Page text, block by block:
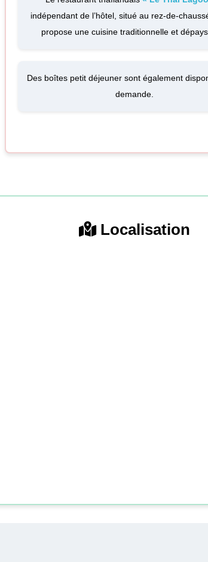
indépendant de l’hôtel, situé au rez-de-
propose une cuisine traditionnelle et
Des boîtes petit déjeuner sont également
demande.
Localisation